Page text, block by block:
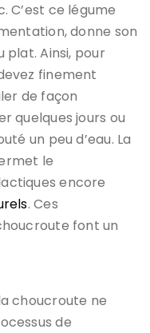
C’est ce légume
donne son
Ainsi, pour
finement
de façon
quelques jours ou
un peu d’eau. La
le
encore
. Ces
font un
choucroute ne
de